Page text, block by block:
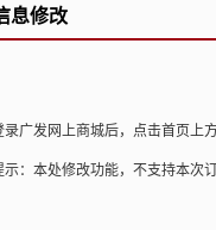
息修改
录广发网上商城后，点击首页上
示：本处修改功能，不支持本次